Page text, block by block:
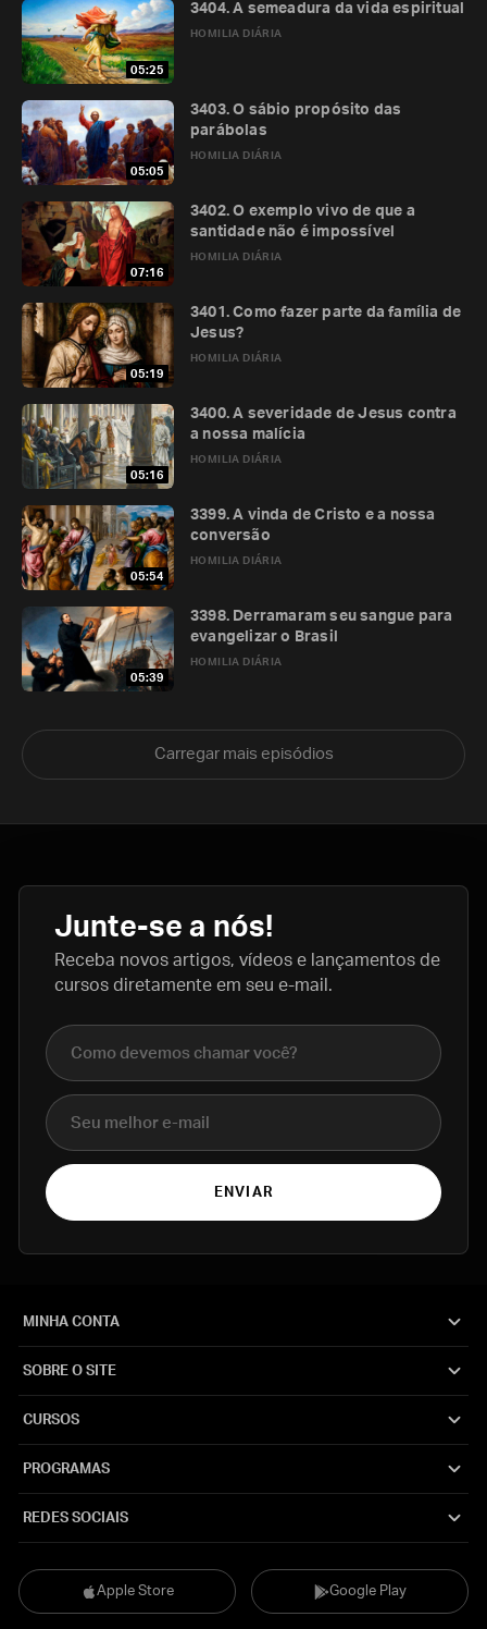
05:25
HOMILIA DIÁRIA
3404. A semeadura da vida espiritual
05:05
HOMILIA DIÁRIA
3403. O sábio propósito das
parábolas
07:16
HOMILIA DIÁRIA
3402. O exemplo vivo de que a
santidade não é impossível
05:19
HOMILIA DIÁRIA
3401. Como fazer parte da família de
Jesus?
05:16
HOMILIA DIÁRIA
3400. A severidade de Jesus contra
a nossa malícia
05:54
HOMILIA DIÁRIA
3399. A vinda de Cristo e a nossa
conversão
05:39
HOMILIA DIÁRIA
3398. Derramaram seu sangue para
evangelizar o Brasil
Carregar mais episódios
Junte-se a nós!
Receba novos artigos, vídeos e lançamentos de
cursos diretamente em seu e-mail.
Nome completo
E-mail
ENVIAR
Apple Store Google Play
MINHA CONTA
SOBRE O SITE
CURSOS
PROGRAMAS
REDES SOCIAIS